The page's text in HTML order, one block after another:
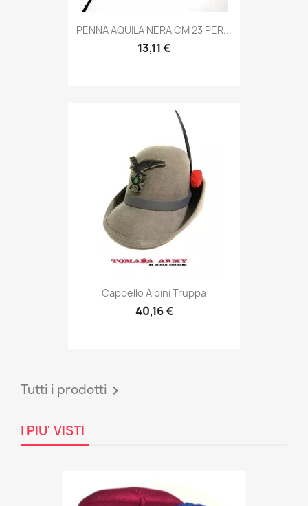
Anteprima
PENNA AQUILA NERA CM 23 PER...
13,11 €
Anteprima
Cappello Alpini Truppa
40,16 €
Tutti i prodotti 
I PIU' VISTI